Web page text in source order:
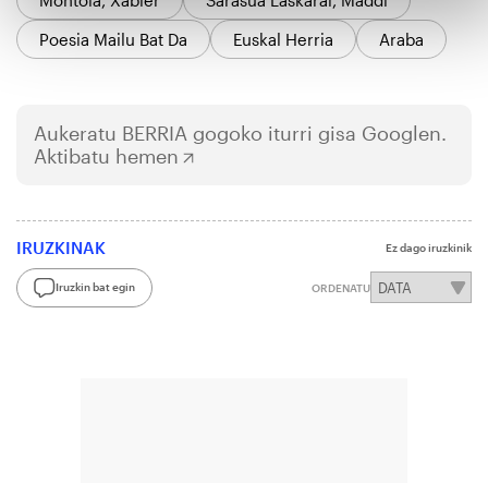
Poesia Mailu Bat Da
Euskal Herria Araba
Aukeratu BERRIA gogoko iturri gisa Googlen.
Aktibatu hemen
IRUZKINAK Ez dago iruzkinik
Iruzkin bat egin ORDENATU